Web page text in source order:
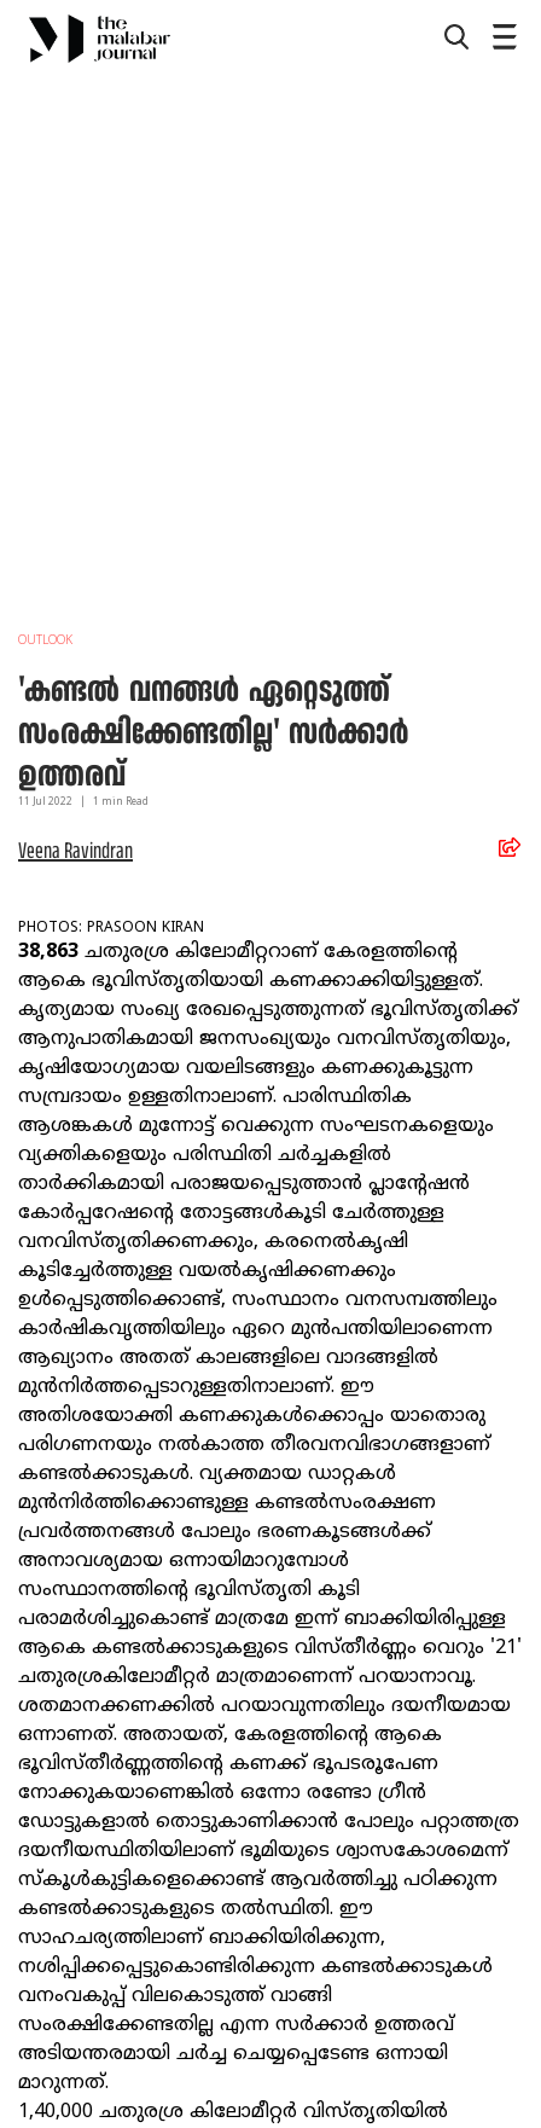
OUTLOOK
'കണ്ടല്‍ വനങ്ങള്‍ ഏറ്റെടുത്ത്
സംരക്ഷിക്കേണ്ടതില്ല' സർക്കാർ
ഉത്തരവ്
11 Jul 2022 1 min Read
Veena Ravindran
PHOTOS: PRASOON KIRAN
38,863 ചതുരശ്ര കിലോമീറ്ററാണ് കേരളത്തിന്റെ
ആകെ ഭൂവിസ്തൃതിയായി കണക്കാക്കിയിട്ടുള്ളത്.
കൃത്യമായ സംഖ്യ രേഖപ്പെടുത്തുന്നത് ഭൂവിസ്തൃതിക്ക്
ആനുപാതികമായി ജനസംഖ്യയും വനവിസ്തൃതിയും,
കൃഷിയോഗ്യമായ വയലിടങ്ങളും കണക്കുകൂട്ടുന്ന
സമ്പ്രദായം ഉള്ളതിനാലാണ്. പാരിസ്ഥിതിക
ആശങ്കകള്‍ മുന്നോട്ട് വെക്കുന്ന സംഘടനകളെയും
വ്യക്തികളെയും പരിസ്ഥിതി ചര്‍ച്ചകളില്‍
താര്‍ക്കികമായി പരാജയപ്പെടുത്താന്‍ പ്ലാന്റേഷന്‍
കോര്‍പ്പറേഷന്റെ തോട്ടങ്ങള്‍കൂടി ചേര്‍ത്തുള്ള
വനവിസ്തൃതിക്കണക്കും, കരനെല്‍കൃഷി
കൂടിച്ചേര്‍ത്തുള്ള വയല്‍കൃഷിക്കണക്കും
ഉള്‍പ്പെടുത്തിക്കൊണ്ട്, സംസ്ഥാനം വനസമ്പത്തിലും
കാര്‍ഷികവൃത്തിയിലും ഏറെ മുന്‍പന്തിയിലാണെന്ന
ആഖ്യാനം അതത് കാലങ്ങളിലെ വാദങ്ങളില്‍
മുന്‍നിര്‍ത്തപ്പെടാറുള്ളതിനാലാണ്. ഈ
അതിശയോക്തി കണക്കുകള്‍ക്കൊപ്പം യാതൊരു
പരിഗണനയും നല്‍കാത്ത തീരവനവിഭാഗങ്ങളാണ്
കണ്ടല്‍ക്കാടുകള്‍. വ്യക്തമായ ഡാറ്റകള്‍
മുന്‍നിര്‍ത്തിക്കൊണ്ടുള്ള കണ്ടല്‍സംരക്ഷണ
പ്രവര്‍ത്തനങ്ങള്‍ പോലും ഭരണകൂടങ്ങള്‍ക്ക്
അനാവശ്യമായ ഒന്നായിമാറുമ്പോള്‍
സംസ്ഥാനത്തിന്റെ ഭൂവിസ്തൃതി കൂടി
പരാമര്‍ശിച്ചുകൊണ്ട് മാത്രമേ ഇന്ന് ബാക്കിയിരിപ്പുള്ള
ആകെ കണ്ടല്‍ക്കാടുകളുടെ വിസ്തീര്‍ണ്ണം വെറും '21'
ചതുരശ്രകിലോമീറ്റര്‍ മാത്രമാണെന്ന് പറയാനാവൂ.
ശതമാനക്കണക്കില്‍ പറയാവുന്നതിലും ദയനീയമായ
ഒന്നാണത്. അതായത്, കേരളത്തിന്റെ ആകെ
ഭൂവിസ്തീര്‍ണ്ണത്തിന്റെ കണക്ക് ഭൂപടരൂപേണ
നോക്കുകയാണെങ്കില്‍ ഒന്നോ രണ്ടോ ഗ്രീന്‍
ഡോട്ടുകളാല്‍ തൊട്ടുകാണിക്കാന്‍ പോലും പറ്റാത്തത്ര
ദയനീയസ്ഥിതിയിലാണ് ഭൂമിയുടെ ശ്വാസകോശമെന്ന്
സ്കൂള്‍കുട്ടികളെക്കൊണ്ട് ആവര്‍ത്തിച്ചു പഠിക്കുന്ന
കണ്ടല്‍ക്കാടുകളുടെ തല്‍സ്ഥിതി. ഈ
സാഹചര്യത്തിലാണ് ബാക്കിയിരിക്കുന്ന,
നശിപ്പിക്കപ്പെട്ടുകൊണ്ടിരിക്കുന്ന കണ്ടല്‍ക്കാടുകള്‍
വനംവകുപ്പ് വിലകൊടുത്ത് വാങ്ങി
സംരക്ഷിക്കേണ്ടതില്ല എന്ന സര്‍ക്കാര്‍ ഉത്തരവ്
അടിയന്തരമായി ചര്‍ച്ച ചെയ്യപ്പെടേണ്ട ഒന്നായി
മാറുന്നത്.
1,40,000 ചതുരശ്ര കിലോമീറ്റര്‍ വിസ്തൃതിയിൽ